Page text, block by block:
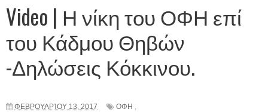
Video | Η νίκη του ΟΦΗ επί
του Κάδμου Θηβών
-Δηλώσεις Κόκκινου.
ΦΕΒΡΟΥΑΡΊΟΥ 13, 2017 ΟΦΗ ,